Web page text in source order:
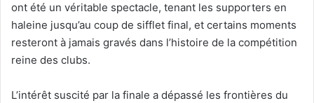
ont été un véritable spectacle, tenant les supporters en
haleine jusqu’au coup de sifflet final, et certains moments
resteront à jamais gravés dans l’histoire de la compétition
reine des clubs.
L’intérêt suscité par la finale a dépassé les frontières du